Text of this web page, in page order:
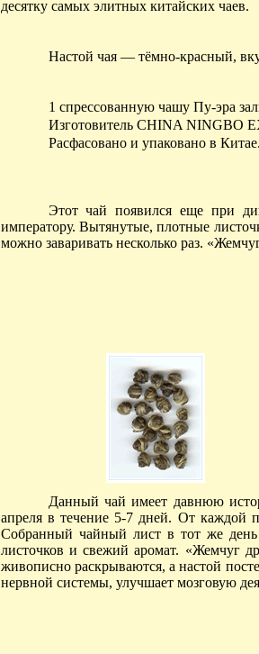
десятку самых элитных китайских чаев.
Настой чая — тёмно-красный,
1 спрессованную чашу Пу-эра
Изготовитель CHINA NINGBO
Расфасовано и упаковано в Китае.
Этот чай появился еще при
императору. Вытянутые, плотные
можно заваривать несколько раз.
Данный чай имеет давнюю
апреля в течение 5-7 дней. От каждой
Собранный чайный лист в тот же день
листочков и свежий аромат. «Жемчуг
живописно раскрываются, а настой
нервной системы, улучшает мозговую